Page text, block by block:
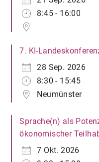
8:45 - 16:00
7. KI-
28 Sep. 2026
8:30 - 15:45
Neumünster
Sprache(n) als
ökonomischer
7 Okt. 2026